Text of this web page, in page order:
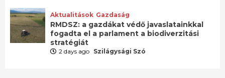
Aktualitások Gazdaság
RMDSZ: a gazdákat védő javaslatainkkal
fogadta el a parlament a biodiverzitási
stratégiát
2 days ago Szilágysági Szó